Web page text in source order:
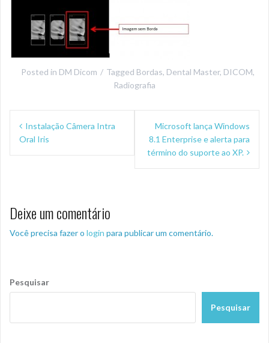
Posted in DM Dicom Tagged Bordas, Dental Master, DICOM,
Radiografia
Navegação
de Instalação Câmera Intra
Oral Iris
Microsoft lança Windows
8.1 Enterprise e alerta para
término do suporte ao XP.
Deixe um comentário
Você precisa fazer o login para publicar um comentário.
Pesquisar
Pesquisar